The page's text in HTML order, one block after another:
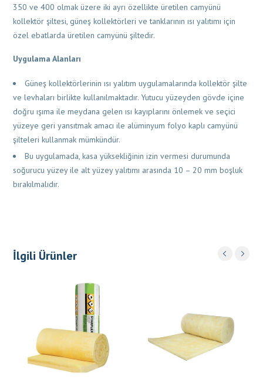
350 ve 400 olmak üzere iki ayrı özellikte üretilen camyünü
kollektör şiltesi, güneş kollektörleri ve tanklarının ısı yalıtımı için
özel ebatlarda üretilen camyünü şiltedir.
Uygulama Alanları
Güneş kollektörlerinin ısı yalıtım uygulamalarında kollektör şilte
ve levhaları birlikte kullanılmaktadır. Yutucu yüzeyden gövde içine
doğru ışıma ile meydana gelen ısı kayıplarını önlemek ve seçici
yüzeye geri yansıtmak amacı ile alüminyum folyo kaplı camyünü
şilteleri kullanmak mümkündür.
Bu uygulamada, kasa yüksekliğinin izin vermesi durumunda
soğurucu yüzey ile alt yüzey yalıtımı arasında 10 – 20 mm boşluk
bırakılmalıdır.
İlgili Ürünler